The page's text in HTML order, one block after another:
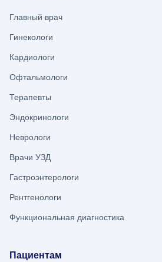
Главный врач
Гинекологи
Кардиологи
Офтальмологи
Терапевты
Эндокринологи
Неврологи
Врачи УЗД
Гастроэнтерологи
Рентгенологи
Функциональная диагностика
Пациентам